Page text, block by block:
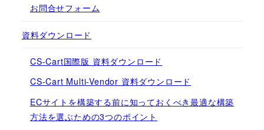
お問合せフォーム
資料ダウンロード
CS-Cart国際版 資料ダウンロード
CS-Cart Multi-Vendor 資料ダウンロード
ECサイトを構築する前に知っておくべき最適な構築
方法を選ぶための3つのポイント